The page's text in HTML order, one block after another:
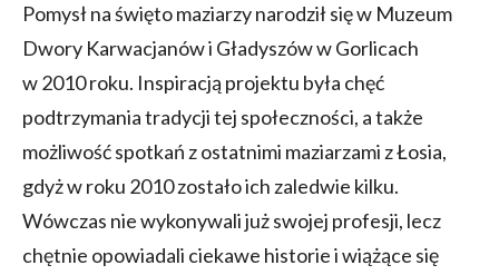
Pomysł na święto maziarzy narodził się w Muzeum
Dwory Karwacjanów i Gładyszów w Gorlicach
w 2010 roku. Inspiracją projektu była chęć
podtrzymania tradycji tej społeczności, a także
możliwość spotkań z ostatnimi maziarzami z Łosia,
gdyż w roku 2010 zostało ich zaledwie kilku.
Wówczas nie wykonywali już swojej profesji, lecz
chętnie opowiadali ciekawe historie i wiążące się